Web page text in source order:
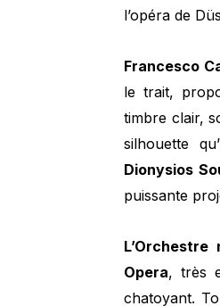
l’opéra de
Francesco
le trait,
timbre clair,
silhouette
Dionysios
puissante
Opera, très
chatoyant.